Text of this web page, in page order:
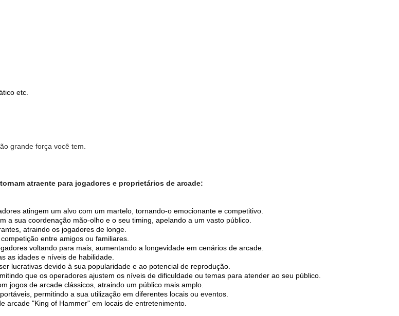
etc.
grande força você tem.
atraente para jogadores e proprietários de arcade:
atingem um alvo com um martelo, tornando-o emocionante e competitivo.
a sua coordenação mão-olho e o seu timing, apelando a um vasto público.
atraindo os jogadores de longe.
entre amigos ou familiares.
voltando para mais, aumentando a longevidade em cenários de arcade.
as idades e níveis de habilidade.
lucrativas devido à sua popularidade e ao potencial de reprodução.
que os operadores ajustem os níveis de dificuldade ou temas para atender ao seu público.
jogos de arcade clássicos, atraindo um público mais amplo.
permitindo a sua utilização em diferentes locais ou eventos.
arcade "King of Hammer" em locais de entretenimento.